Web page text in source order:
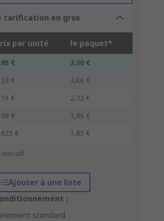
tarification en gros
par unité le paquet*
€
3,30 €
€
2,66 €
€
2,32 €
€
1,96 €
€ 1,85 €
indicatif
Ajouter à une liste
:
standard